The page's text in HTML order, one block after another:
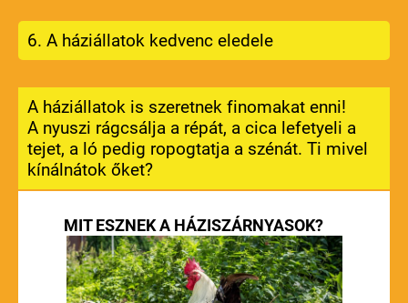
6. A háziállatok kedvenc eledele
A háziállatok is szeretnek finomakat enni!
A nyuszi rágcsálja a répát, a cica lefetyeli a
tejet, a ló pedig ropogtatja a szénát. Ti mivel
kínálnátok őket?
MIT ESZNEK A HÁZISZÁRNYASOK?